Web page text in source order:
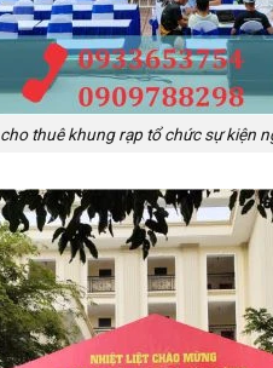
cho thuê khung rạp tổ chức sự kiện